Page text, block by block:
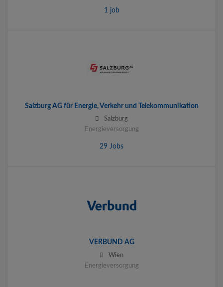
1 job
Salzburg AG für Energie, Verkehr und Telekommunikation
Salzburg
Energieversorgung
29 Jobs
VERBUND AG
Wien
Energieversorgung